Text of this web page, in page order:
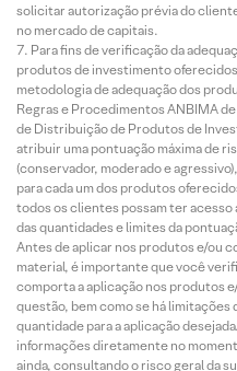
solicitar autorização prévia do
no mercado de capitais.
Para fins de verificação da
produtos de investimento
metodologia de adequação dos
Regras e Procedimentos ANBIMA
de Distribuição de Produtos de
atribuir uma pontuação máxima de
(conservador, moderado e
para cada um dos produtos
todos os clientes possam ter
das quantidades e limites da
Antes de aplicar nos produtos e/ou
material, é importante que você
comporta a aplicação nos produtos
questão, bem como se há
quantidade para a aplicação
informações diretamente no
ainda, consultando o risco geral da